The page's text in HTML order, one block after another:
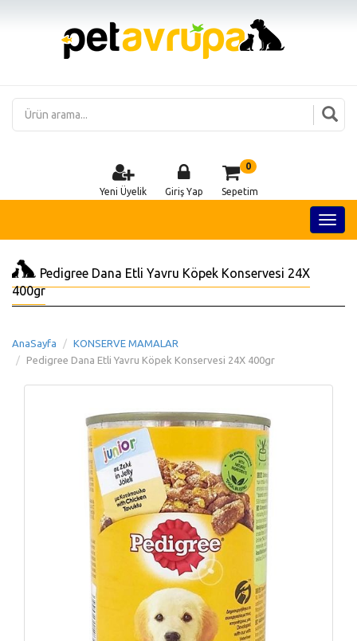
Yeni Üyelik Giriş Yap
0
Sepetim
Pedigree Dana Etli Yavru Köpek Konservesi 24X
400gr
AnaSayfa
KONSERVE MAMALAR
Pedigree Dana Etli Yavru Köpek Konservesi 24X 400gr